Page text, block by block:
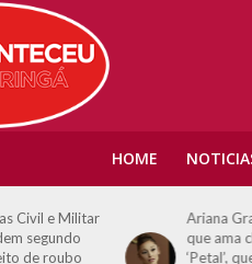
HOME
e Militar
roubo
Ariana Grande
que ama clipe
‘Petal’, que